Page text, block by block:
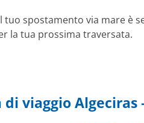
tuo spostamento via mare è
la tua prossima traversata.
viaggio Algeciras